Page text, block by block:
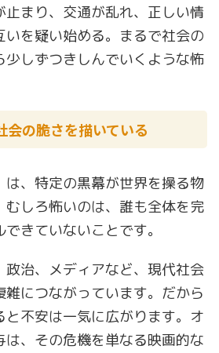
止まり、交通が乱れ、正しい情
いを疑い始める。まるで社会の
少しずつきしんでいくような怖
会の脆さを描いている
は、特定の黒幕が世界を操る物
むしろ怖いのは、誰も全体を完
きていないことです。
政治、メディアなど、現代社会
につながっています。だから
と不安は一気に広がります。オ
は、その危機を単なる映画的な